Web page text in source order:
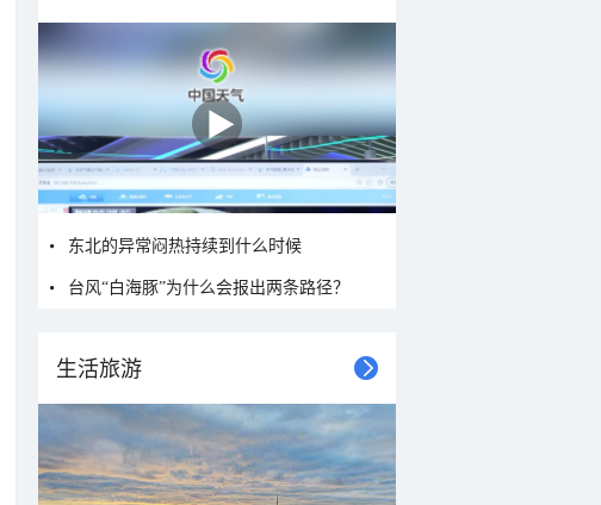
东北的异常闷热持续到什么时候
台风“白海豚”为什么会报出两条路径？
生活旅游